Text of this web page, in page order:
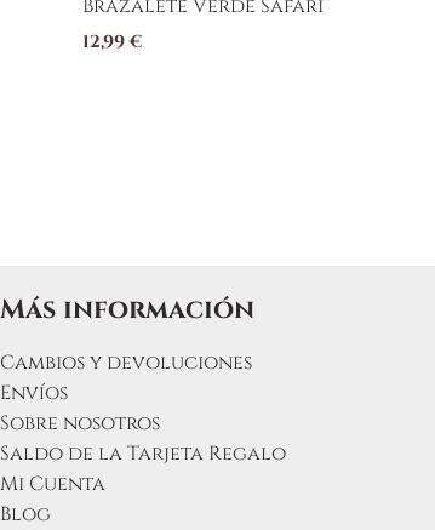
Brazalete Verde Safari
12,99€
Más información
Cambios y devoluciones
Envíos
Sobre nosotros
Saldo de la Tarjeta Regalo
Mi Cuenta
Blog